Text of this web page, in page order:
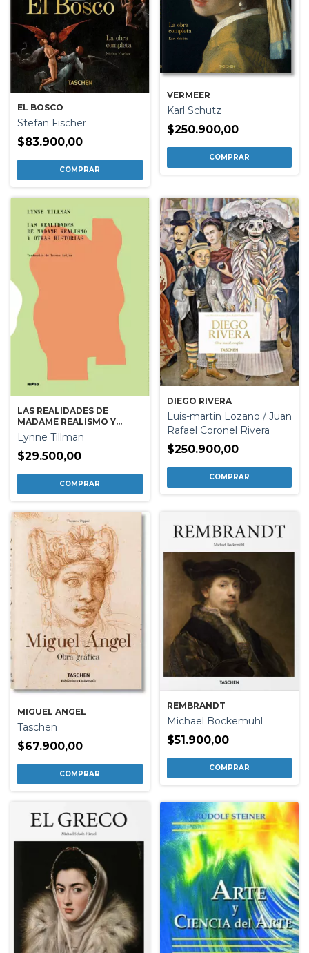
EL BOSCO
Stefan Fischer
$83.900,00
VERMEER
Karl Schutz
$250.900,00
LAS REALIDADES DE
MADAME REALISMO Y
OTRAS HISTORIAS
Lynne Tillman
$29.500,00
DIEGO RIVERA
Luis-martin Lozano / Juan
Rafael Coronel Rivera
$250.900,00
MIGUEL ANGEL
Taschen
$67.900,00
REMBRANDT
Michael Bockemuhl
$51.900,00